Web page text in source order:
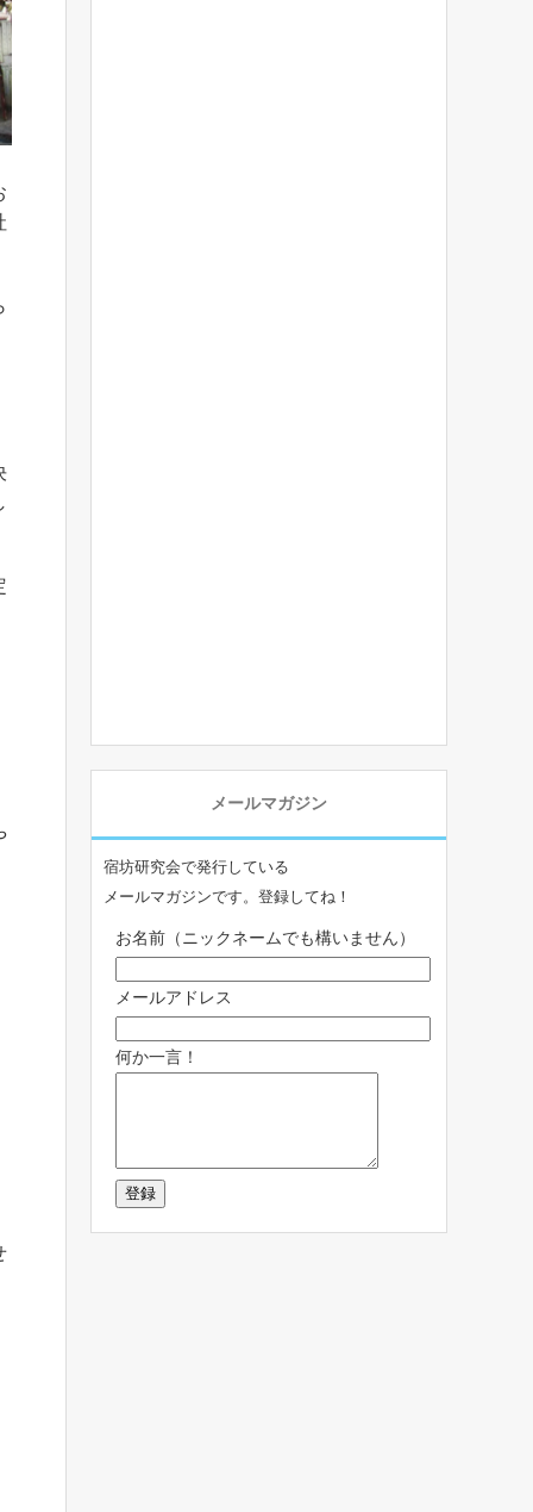
メールマガジン
宿坊研究会で発行している
メールマガジンです。登録してね！
お名前（ニックネームでも構いません）
メールアドレス
何か一言！